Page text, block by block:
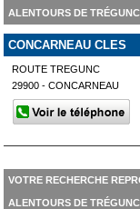
ALENTOURS DE TRÉGUNC
CONCARNEAU CLES
ROUTE TREGUNC
29900 - CONCARNEAU
VOTRE RECHERCHE
ALENTOURS DE TRÉGUNC